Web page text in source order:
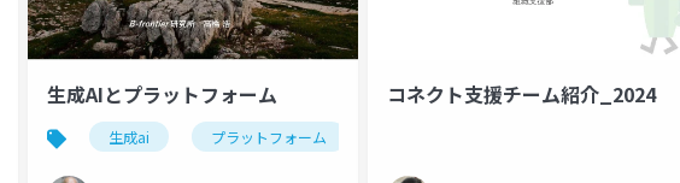
生成AIとプラットフォーム
生成ai プラットフォーム
コネクト支援チーム紹介_2024